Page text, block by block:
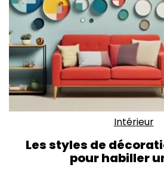
Intérieur
Les styles de
pour habiller